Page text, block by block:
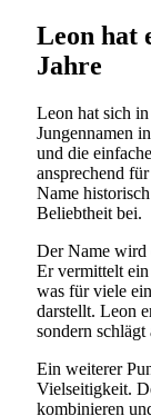
Leon hat
Jahre
Leon hat sich in
Jungennamen
und die
ansprechend
Name
Beliebtheit bei.
Der Name wird
Er vermittelt
was für viele
darstellt. Leon
sondern
Ein weiterer
Vielseitigkeit.
kombinieren